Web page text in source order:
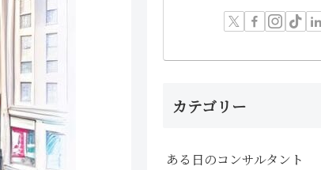
カテゴリー
ある日のコンサルタント